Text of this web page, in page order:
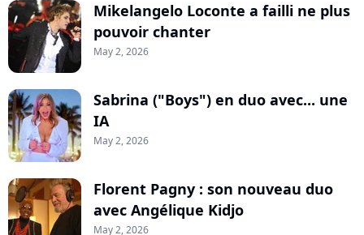
Mikelangelo Loconte a failli ne plus
pouvoir chanter
May 2, 2026
Sabrina ("Boys") en duo avec... une
IA
May 2, 2026
Florent Pagny : son nouveau duo
avec Angélique Kidjo
May 2, 2026